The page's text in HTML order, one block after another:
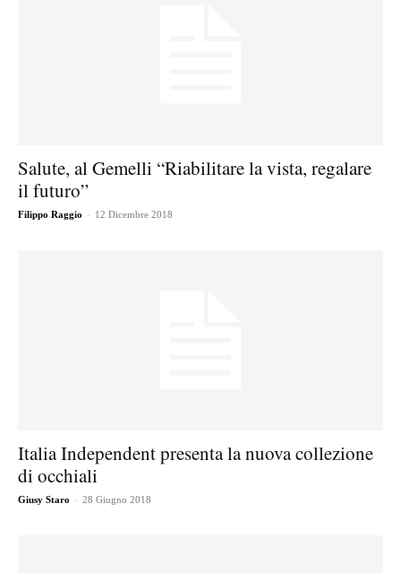
Salute, al Gemelli “Riabilitare la vista, regalare
il futuro”
Filippo Raggio - 12 Dicembre 2018
Italia Independent presenta la nuova collezione
di occhiali
Giusy Staro - 28 Giugno 2018